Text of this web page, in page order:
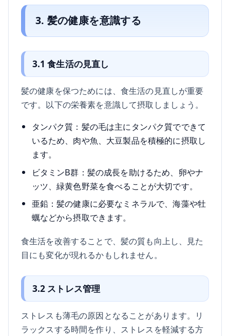
3. 髪の健康を意識する
3.1 食生活の見直し
髪の健康を保つためには、食生活の見直しが重要
です。以下の栄養素を意識して摂取しましょう。
タンパク質：髪の毛は主にタンパク質でできて
いるため、肉や魚、大豆製品を積極的に摂取し
ます。
ビタミンB群：髪の成長を助けるため、卵やナ
ッツ、緑黄色野菜を食べることが大切です。
亜鉛：髪の健康に必要なミネラルで、海藻や牡
蠣などから摂取できます。
食生活を改善することで、髪の質も向上し、見た
目にも変化が現れるかもしれません。
3.2 ストレス管理
ストレスも薄毛の原因となることがあります。リ
ラックスする時間を作り、ストレスを軽減する方